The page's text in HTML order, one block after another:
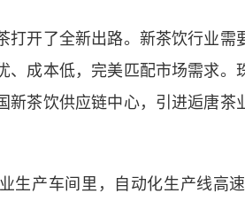
开了全新出路。新茶饮行业需
、成本低，完美匹配市场需求
新茶饮供应链中心，引进逅唐
产车间里，自动化生产线高